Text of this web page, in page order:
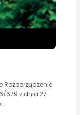
Rozporządzenie
679 z dnia 27